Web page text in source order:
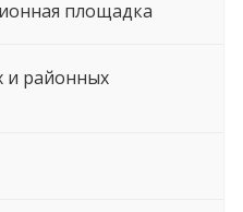
площадка
районных